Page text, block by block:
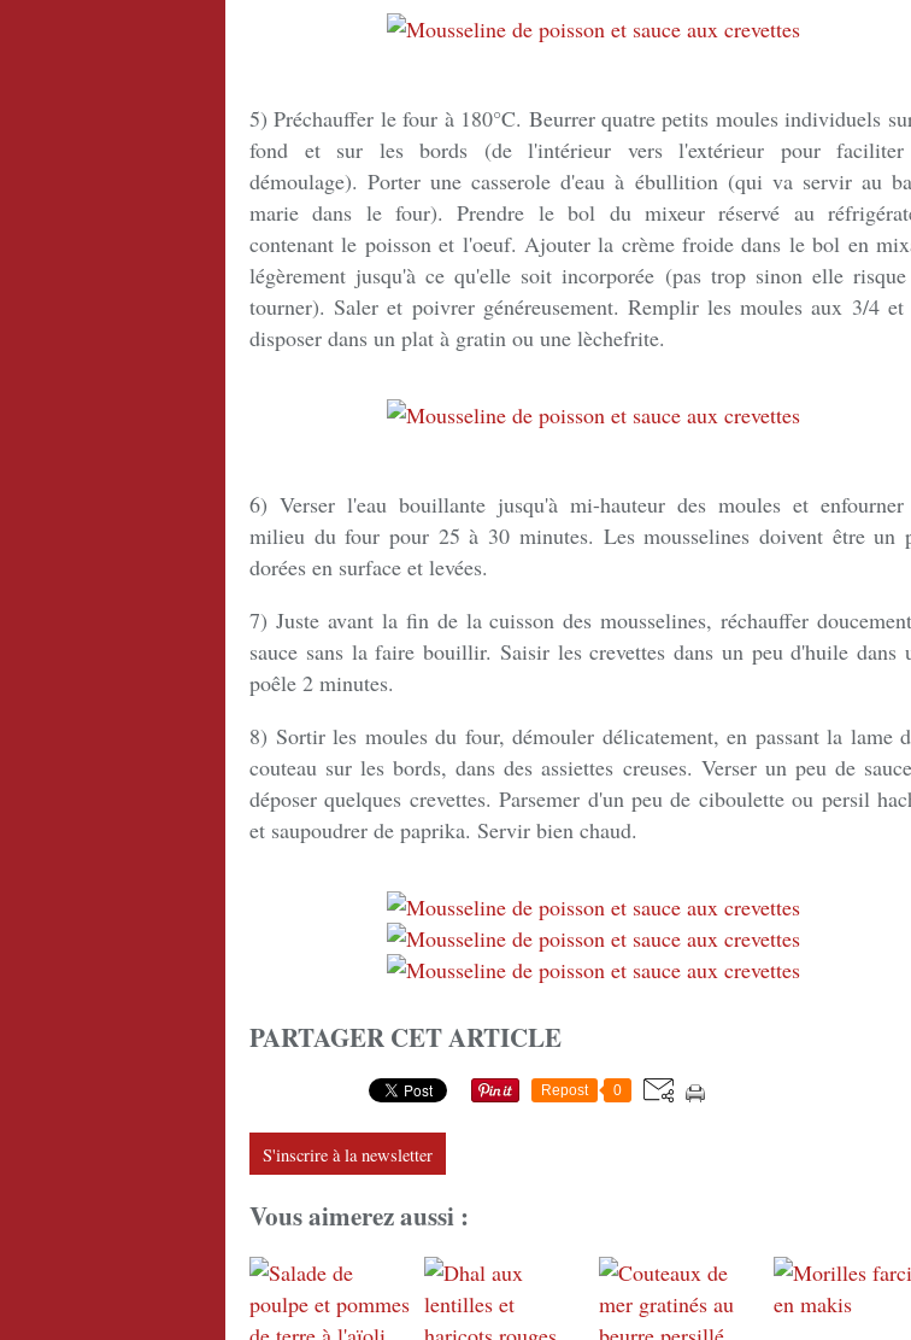
5) Préchauffer le four à 180°C. Beurrer quatre petits moules individuels
fond et sur les bords (de l'intérieur vers l'extérieur pour
démoulage). Porter une casserole d'eau à ébullition (qui va servir au
marie dans le four). Prendre le bol du mixeur réservé au
contenant le poisson et l'oeuf. Ajouter la crème froide dans le bol en
légèrement jusqu'à ce qu'elle soit incorporée (pas trop sinon elle
tourner). Saler et poivrer généreusement. Remplir les moules aux 3/4 et
disposer dans un plat à gratin ou une lèchefrite.
6) Verser l'eau bouillante jusqu'à mi-hauteur des moules et
milieu du four pour 25 à 30 minutes. Les mousselines doivent être un
dorées en surface et levées.
7) Juste avant la fin de la cuisson des mousselines, réchauffer
sauce sans la faire bouillir. Saisir les crevettes dans un peu d'huile dans
poêle 2 minutes.
8) Sortir les moules du four, démouler délicatement, en passant la lame
couteau sur les bords, dans des assiettes creuses. Verser un peu de
déposer quelques crevettes. Parsemer d'un peu de ciboulette ou persil
et saupoudrer de paprika. Servir bien chaud.
PARTAGER CET ARTICLE
Repost 0
S'inscrire à la newsletter
Vous aimerez aussi :